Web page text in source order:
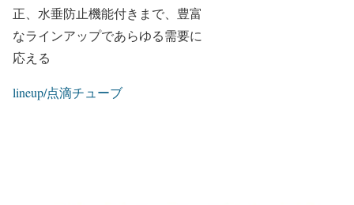
正、水垂防止機能付きまで、豊富
なラインアップであらゆる需要に
応える
lineup/点滴チューブ